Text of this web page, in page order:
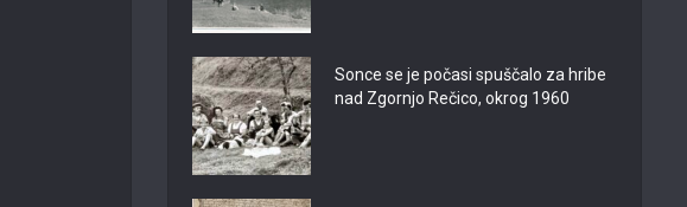
Sonce se je počasi spuščalo za hribe
nad Zgornjo Rečico, okrog 1960